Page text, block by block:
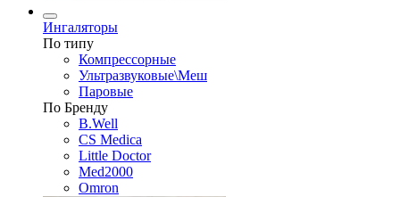
Ингаляторы
По типу
Компрессорные
Ультразвуковые\Меш
Паровые
По Бренду
B.Well
CS Medica
Little Doctor
Med2000
Omron